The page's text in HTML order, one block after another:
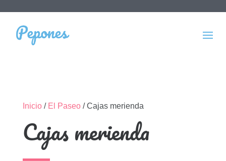
Inicio/ El Paseo/ Cajas merienda
Cajas merienda